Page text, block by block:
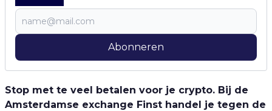
Abonneren
Stop met te veel betalen voor je crypto. Bij de
Amsterdamse exchange Finst handel je tegen de